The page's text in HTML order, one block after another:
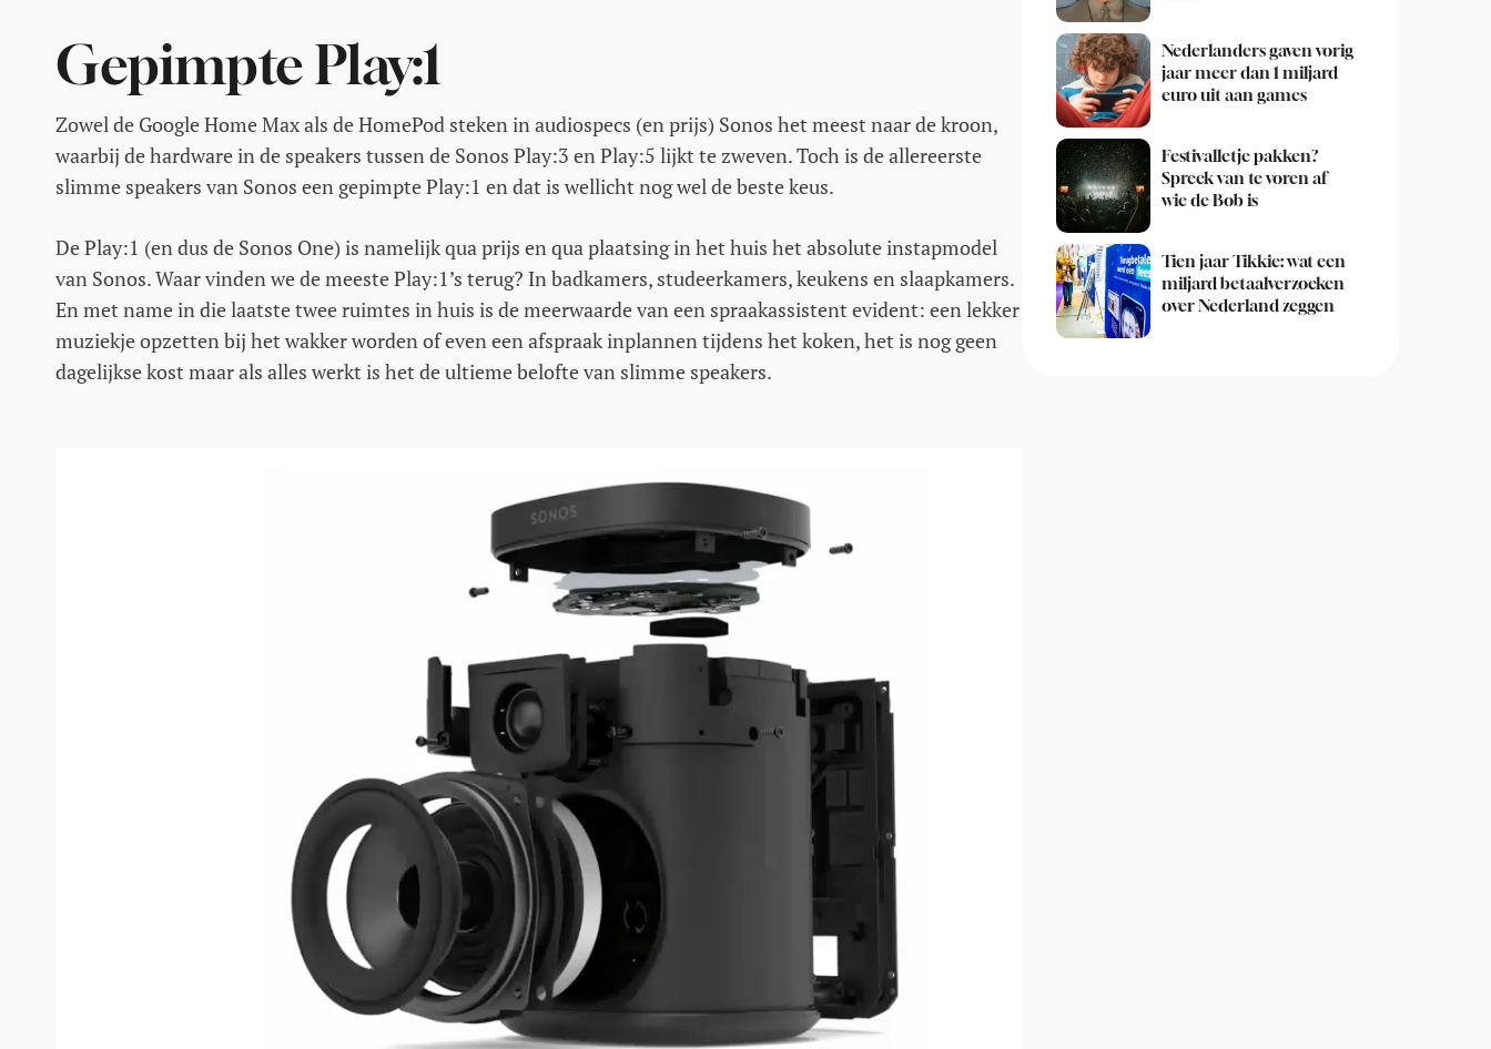
Gepimpte Play:1
Zowel de Google Home Max als de HomePod steken in audiospecs (en prijs) Sonos het meest naar de kroon,
waarbij de hardware in de speakers tussen de Sonos Play:3 en Play:5 lijkt te zweven. Toch is de allereerste
slimme speakers van Sonos een gepimpte Play:1 en dat is wellicht nog wel de beste keus.
De Play:1 (en dus de Sonos One) is namelijk qua prijs en qua plaatsing in het huis het absolute instapmodel
van Sonos. Waar vinden we de meeste Play:1’s terug? In badkamers, studeerkamers, keukens en slaapkamers.
En met name in die laatste twee ruimtes in huis is de meerwaarde van een spraakassistent evident: een lekker
muziekje opzetten bij het wakker worden of even een afspraak inplannen tijdens het koken, het is nog geen
dagelijkse kost maar als alles werkt is het de ultieme belofte van slimme speakers.
Nederlanders gaven vorig
jaar meer dan 1 miljard
euro uit aan games
Festivalletje pakken?
Spreek van te voren af
wie de Bob is
Tien jaar Tikkie: wat een
miljard betaalverzoeken
over Nederland zeggen